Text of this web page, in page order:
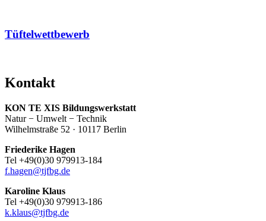
Tüftelwettbewerb
Kontakt
KON TE XIS Bildungswerkstatt
Natur − Umwelt − Technik
Wilhelmstraße 52 · 10117 Berlin
Friederike Hagen
Tel +49(0)30 979913-184
f.hagen@tjfbg.de
Karoline Klaus
Tel +49(0)30 979913-186
k.klaus@tjfbg.de